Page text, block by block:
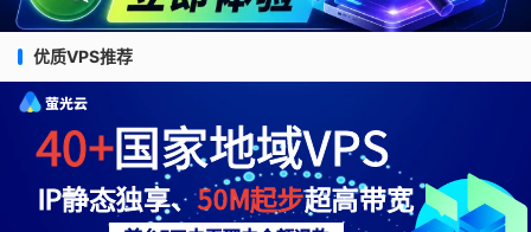
优质VPS推荐